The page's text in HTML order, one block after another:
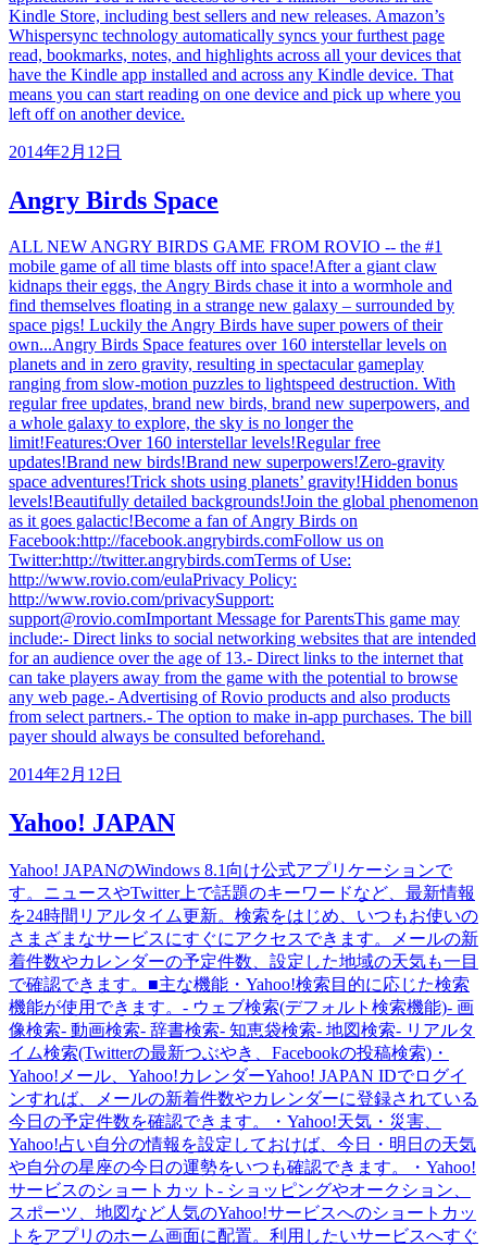
Kindle Store, including best sellers and new releases. Amazon’s
Whispersync technology automatically syncs your furthest page
read, bookmarks, notes, and highlights across all your devices that
have the Kindle app installed and across any Kindle device. That
means you can start reading on one device and pick up where you
left off on another device.
2014年2月12日
Angry Birds Space
ALL NEW ANGRY BIRDS GAME FROM ROVIO -- the #1
mobile game of all time blasts off into space!After a giant claw
kidnaps their eggs, the Angry Birds chase it into a wormhole and
find themselves floating in a strange new galaxy – surrounded by
space pigs! Luckily the Angry Birds have super powers of their
own...Angry Birds Space features over 160 interstellar levels on
planets and in zero gravity, resulting in spectacular gameplay
ranging from slow-motion puzzles to lightspeed destruction. With
regular free updates, brand new birds, brand new superpowers, and
a whole galaxy to explore, the sky is no longer the
limit!Features:Over 160 interstellar levels!Regular free
updates!Brand new birds!Brand new superpowers!Zero-gravity
space adventures!Trick shots using planets’ gravity!Hidden bonus
levels!Beautifully detailed backgrounds!Join the global phenomenon
as it goes galactic!Become a fan of Angry Birds on
Facebook:http://facebook.angrybirds.comFollow us on
Twitter:http://twitter.angrybirds.comTerms of Use:
http://www.rovio.com/eulaPrivacy Policy:
http://www.rovio.com/privacySupport:
support@rovio.comImportant Message for ParentsThis game may
include:- Direct links to social networking websites that are intended
for an audience over the age of 13.- Direct links to the internet that
can take players away from the game with the potential to browse
any web page.- Advertising of Rovio products and also products
from select partners.- The option to make in-app purchases. The bill
payer should always be consulted beforehand.
2014年2月12日
Yahoo! JAPAN
Yahoo! JAPANのWindows 8.1向け公式アプリケーションで
す。ニュースやTwitter上で話題のキーワードなど、最新情報
を24時間リアルタイム更新。検索をはじめ、いつもお使いの
さまざまなサービスにすぐにアクセスできます。メールの新
着件数やカレンダーの予定件数、設定した地域の天気も一目
で確認できます。■主な機能・Yahoo!検索目的に応じた検索
機能が使用できます。- ウェブ検索(デフォルト検索機能)- 画
像検索- 動画検索- 辞書検索- 知恵袋検索- 地図検索- リアルタ
イム検索(Twitterの最新つぶやき、Facebookの投稿検索)・
Yahoo!メール、Yahoo!カレンダーYahoo! JAPAN IDでログイ
ンすれば、メールの新着件数やカレンダーに登録されている
今日の予定件数を確認できます。・Yahoo!天気・災害、
Yahoo!占い自分の情報を設定しておけば、今日・明日の天気
や自分の星座の今日の運勢をいつも確認できます。・Yahoo!
サービスのショートカット- ショッピングやオークション、
スポーツ、地図など人気のYahoo!サービスへのショートカッ
トをアプリのホーム画面に配置。利用したいサービスへすぐ